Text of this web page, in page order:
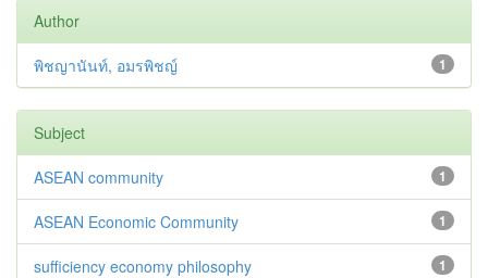
Author
1
พิชญานันท์, อมรพิชญ์
Subject
1
ASEAN community
1
ASEAN Economic Community
1
sufficiency economy philosophy